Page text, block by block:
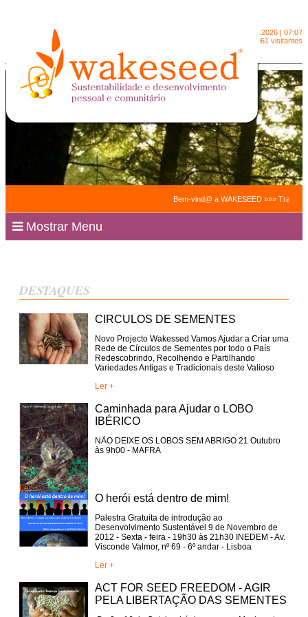
8.8.2026 | 07:07
2091061 visitantes
Bem-vind@ a WAKESEED »»»
Mostrar Menu
DESTAQUES
CIRCULOS DE SEMENTES
Novo Projecto Wakessed Vamos Ajudar a Criar uma
Rede de Círculos de Sementes por todo o País
Redescobrindo, Recolhendo e Partilhando
Variedades Antigas e Tradicionais deste Valioso
Ler +
Caminhada para Ajudar o LOBO
IBÉRICO
NÃO DEIXE OS LOBOS SEM ABRIGO 21 Outubro
às 9h00 - MAFRA
Ler +
O herói está dentro de mim!
Palestra Gratuita de introdução ao
Desenvolvimento Sustentável 9 de Novembro de
2012 - Sexta - feira - 19h30 às 21h30 INEDEM - Av.
Visconde Valmor, nº 69 - 6º andar - Lisboa
Ler +
ACT FOR SEED FREEDOM - AGIR
PELA LIBERTAÇÃO DAS SEMENTES